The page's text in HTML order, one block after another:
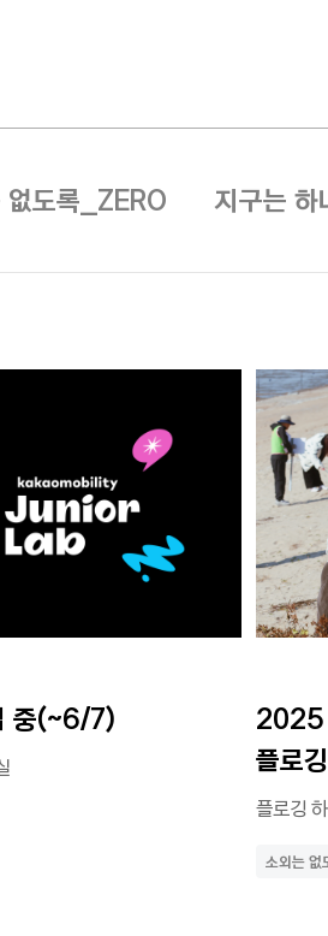
없도록_ZERO 지구는
중(~6/7)
2025
플로깅
플로깅
소외는